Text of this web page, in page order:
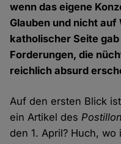
wenn das eigene
Glauben und nicht
katholischer Seite
Forderungen, die
reichlich absurd
Auf den ersten Blick
ein Artikel des
den 1. April? Huch,